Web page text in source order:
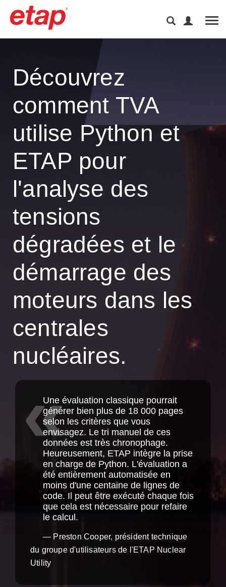
Découvrez
comment TVA
utilise Python et
ETAP pour
l'analyse des
tensions
dégradées et le
démarrage des
moteurs dans les
centrales
nucléaires.
Une évaluation classique pourrait
générer bien plus de 18 000 pages
selon les critères que vous
envisagez. Le tri manuel de ces
données est très chronophage.
Heureusement, ETAP intègre la prise
en charge de Python. L'évaluation a
été entièrement automatisée en
moins d'une centaine de lignes de
code. Il peut être exécuté chaque fois
que cela est nécessaire pour refaire
le calcul.
Preston Cooper, président technique
du groupe d'utilisateurs de l'ETAP Nuclear
Utility